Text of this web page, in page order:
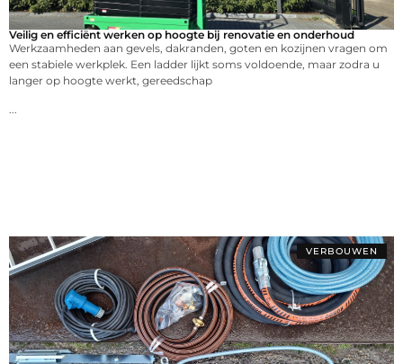
Veilig en efficiënt werken op hoogte bij renovatie en onderhoud
Werkzaamheden aan gevels, dakranden, goten en kozijnen vragen om
een stabiele werkplek. Een ladder lijkt soms voldoende, maar zodra u
langer op hoogte werkt, gereedschap
...
VERBOUWEN